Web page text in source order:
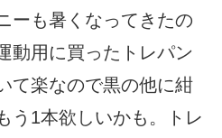
ーも暑くなってきたの
動用に買ったトレパン
て楽なので黒の他に紺
う1本欲しいかも。トレ